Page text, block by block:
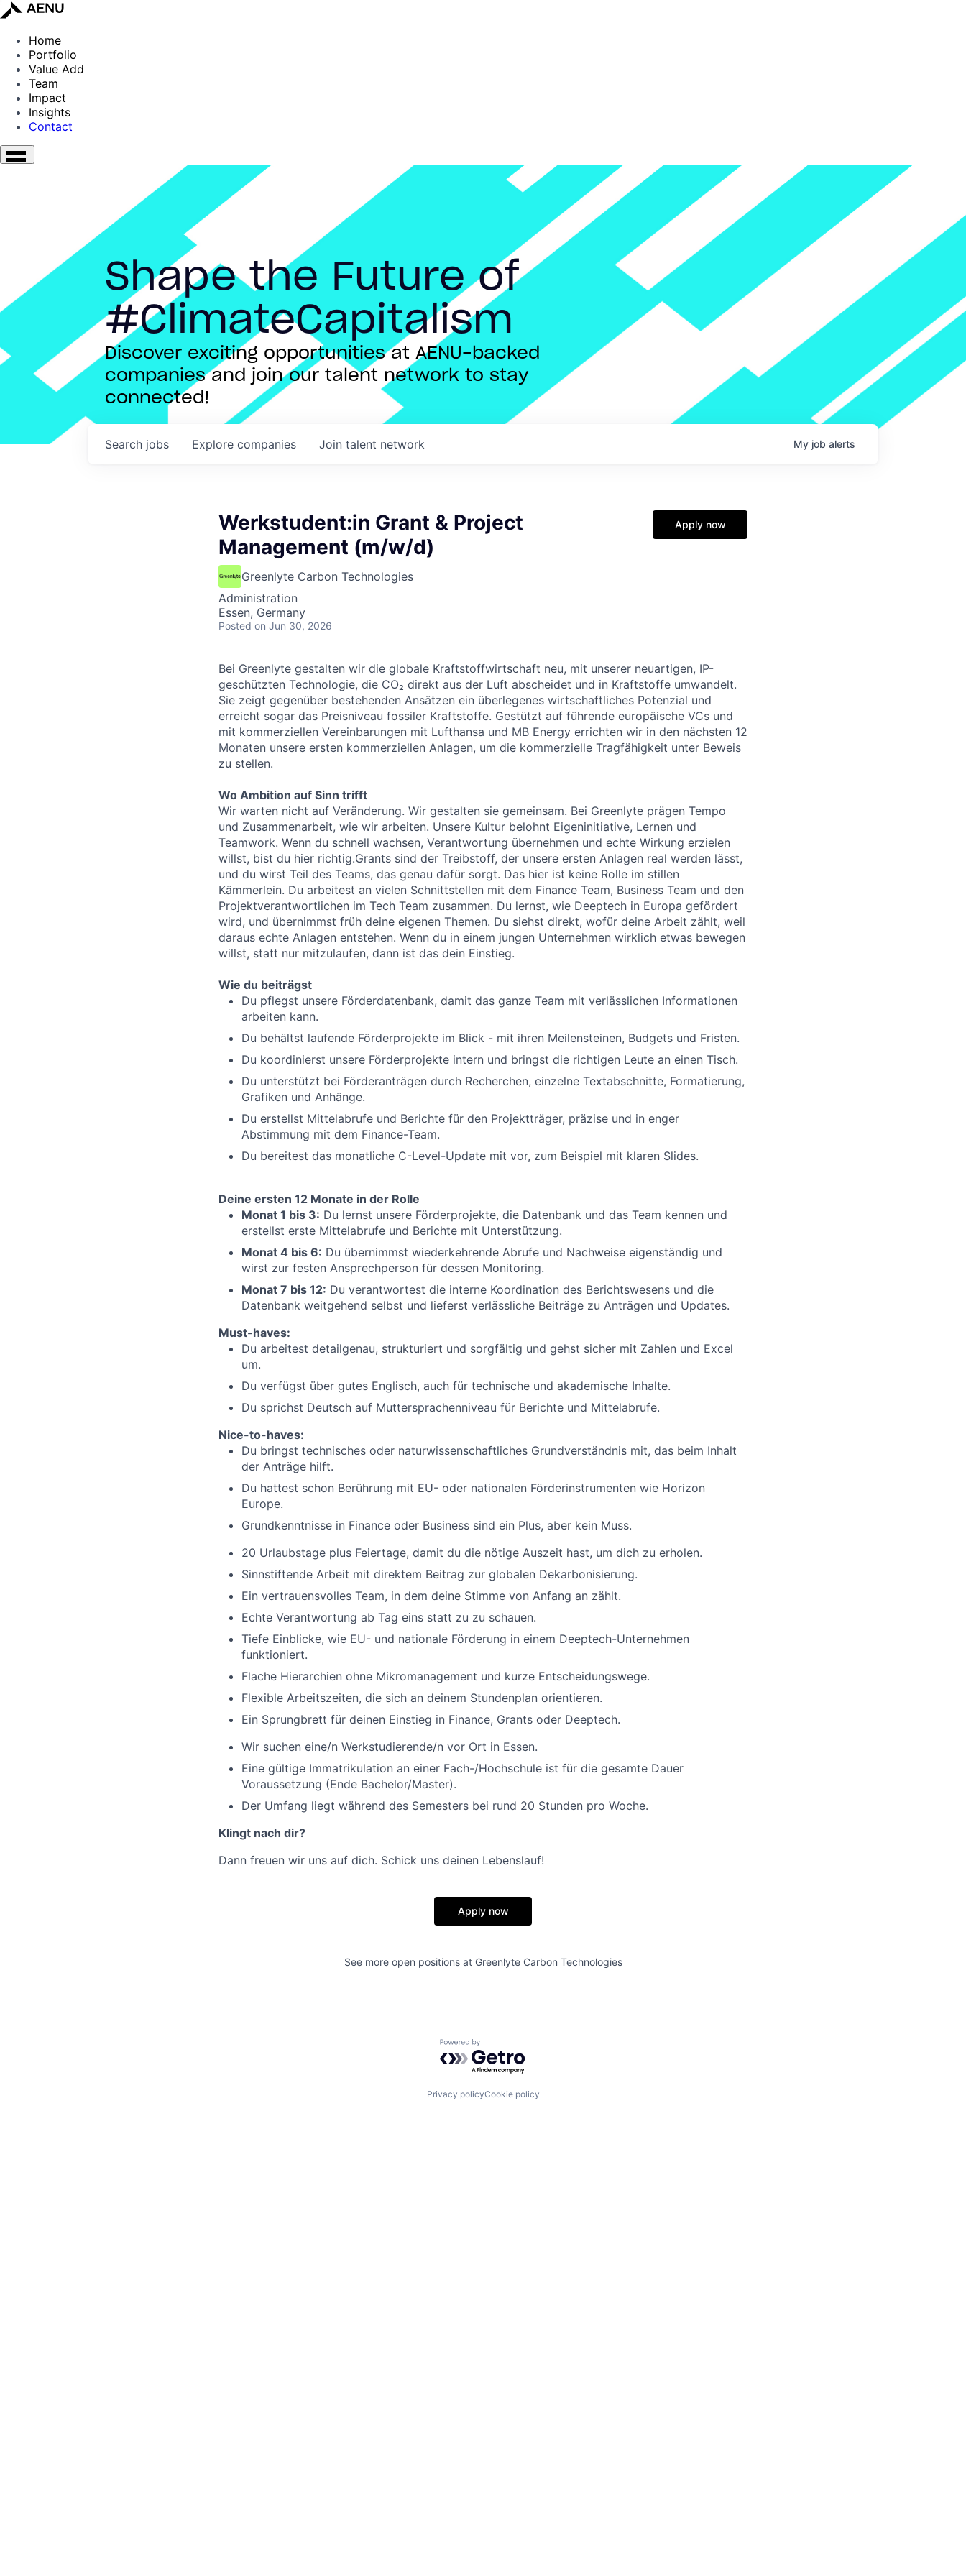
Home
Portfolio
Value Add
Team
Impact
Insights
Contact
Shape the Future of
#ClimateCapitalism
Discover exciting opportunities at AENU-backed
companies and join our talent network to stay
connected!
Search jobs Explore companies Join talent network My job alerts
Werkstudent:in Grant & Project
Management (m/w/d)
Greenlyte Carbon Technologies
Administration
Essen, Germany
Posted on Jun 30, 2026
Apply now
Bei Greenlyte gestalten wir die globale Kraftstoffwirtschaft neu, mit unserer neuartigen, IP-
geschützten Technologie, die CO₂ direkt aus der Luft abscheidet und in Kraftstoffe umwandelt.
Sie zeigt gegenüber bestehenden Ansätzen ein überlegenes wirtschaftliches Potenzial und
erreicht sogar das Preisniveau fossiler Kraftstoffe. Gestützt auf führende europäische VCs und
mit kommerziellen Vereinbarungen mit Lufthansa und MB Energy errichten wir in den nächsten 12
Monaten unsere ersten kommerziellen Anlagen, um die kommerzielle Tragfähigkeit unter Beweis
zu stellen.
Wo Ambition auf Sinn trifft
Wir warten nicht auf Veränderung. Wir gestalten sie gemeinsam. Bei Greenlyte prägen Tempo
und Zusammenarbeit, wie wir arbeiten. Unsere Kultur belohnt Eigeninitiative, Lernen und
Teamwork. Wenn du schnell wachsen, Verantwortung übernehmen und echte Wirkung erzielen
willst, bist du hier richtig.Grants sind der Treibstoff, der unsere ersten Anlagen real werden lässt,
und du wirst Teil des Teams, das genau dafür sorgt. Das hier ist keine Rolle im stillen
Kämmerlein. Du arbeitest an vielen Schnittstellen mit dem Finance Team, Business Team und den
Projektverantwortlichen im Tech Team zusammen. Du lernst, wie Deeptech in Europa gefördert
wird, und übernimmst früh deine eigenen Themen. Du siehst direkt, wofür deine Arbeit zählt, weil
daraus echte Anlagen entstehen. Wenn du in einem jungen Unternehmen wirklich etwas bewegen
willst, statt nur mitzulaufen, dann ist das dein Einstieg.
Wie du beiträgst
Du pflegst unsere Förderdatenbank, damit das ganze Team mit verlässlichen Informationen
arbeiten kann.
Du behältst laufende Förderprojekte im Blick - mit ihren Meilensteinen, Budgets und Fristen.
Du koordinierst unsere Förderprojekte intern und bringst die richtigen Leute an einen Tisch.
Du unterstützt bei Förderanträgen durch Recherchen, einzelne Textabschnitte, Formatierung,
Grafiken und Anhänge.
Du erstellst Mittelabrufe und Berichte für den Projektträger, präzise und in enger
Abstimmung mit dem Finance-Team.
Du bereitest das monatliche C-Level-Update mit vor, zum Beispiel mit klaren Slides.
Deine ersten 12 Monate in der Rolle
Monat 1 bis 3: Du lernst unsere Förderprojekte, die Datenbank und das Team kennen und
erstellst erste Mittelabrufe und Berichte mit Unterstützung.
Monat 4 bis 6: Du übernimmst wiederkehrende Abrufe und Nachweise eigenständig und
wirst zur festen Ansprechperson für dessen Monitoring.
Monat 7 bis 12: Du verantwortest die interne Koordination des Berichtswesens und die
Datenbank weitgehend selbst und lieferst verlässliche Beiträge zu Anträgen und Updates.
Must-haves:
Du arbeitest detailgenau, strukturiert und sorgfältig und gehst sicher mit Zahlen und Excel
um.
Du verfügst über gutes Englisch, auch für technische und akademische Inhalte.
Du sprichst Deutsch auf Muttersprachenniveau für Berichte und Mittelabrufe.
Nice-to-haves:
Du bringst technisches oder naturwissenschaftliches Grundverständnis mit, das beim Inhalt
der Anträge hilft.
Du hattest schon Berührung mit EU- oder nationalen Förderinstrumenten wie Horizon
Europe.
Grundkenntnisse in Finance oder Business sind ein Plus, aber kein Muss.
20 Urlaubstage plus Feiertage, damit du die nötige Auszeit hast, um dich zu erholen.
Sinnstiftende Arbeit mit direktem Beitrag zur globalen Dekarbonisierung.
Ein vertrauensvolles Team, in dem deine Stimme von Anfang an zählt.
Echte Verantwortung ab Tag eins statt zu zu schauen.
Tiefe Einblicke, wie EU- und nationale Förderung in einem Deeptech-Unternehmen
funktioniert.
Flache Hierarchien ohne Mikromanagement und kurze Entscheidungswege.
Flexible Arbeitszeiten, die sich an deinem Stundenplan orientieren.
Ein Sprungbrett für deinen Einstieg in Finance, Grants oder Deeptech.
Wir suchen eine/n Werkstudierende/n vor Ort in Essen.
Eine gültige Immatrikulation an einer Fach-/Hochschule ist für die gesamte Dauer
Voraussetzung (Ende Bachelor/Master).
Der Umfang liegt während des Semesters bei rund 20 Stunden pro Woche.
Klingt nach dir?
Dann freuen wir uns auf dich. Schick uns deinen Lebenslauf!
Apply now
See more open positions at Greenlyte Carbon Technologies
Powered by Getro.com
Privacy policyCookie policy